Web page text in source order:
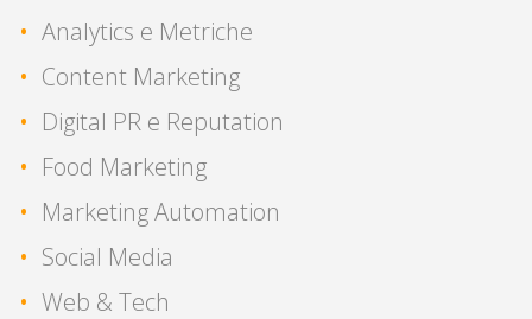
Analytics e Metriche
Content Marketing
Digital PR e Reputation
Food Marketing
Marketing Automation
Social Media
Web & Tech